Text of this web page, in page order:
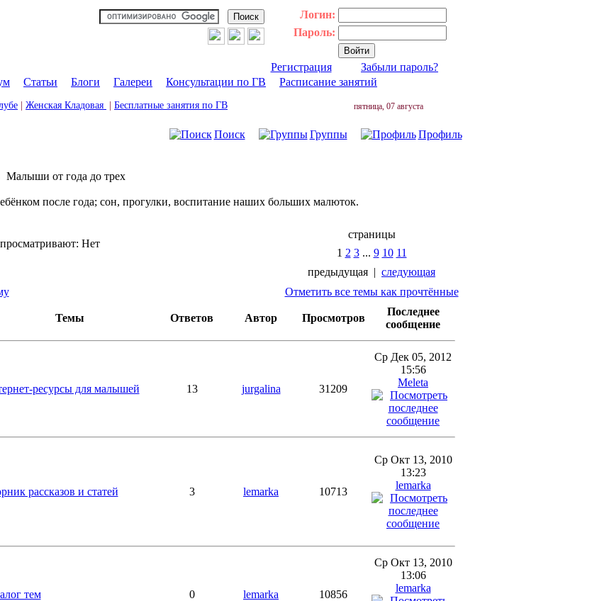
Логин:
Пароль:
Регистрация
Забыли пароль?
Статьи Блоги Галереи Консультации по ГВ Расписание занятий
Женская Кладовая Бесплатные занятия по ГВ пятница, 07 августа
Поиск Группы Профиль
Малыши от года до трех
после года; сон, прогулки, воспитание наших больших малюток.
Нет
страницы
1 2 3... 9 10 11
предыдущая | следующая
Отметить все темы как прочтённые
Темы Ответов Автор Просмотров
Последнее
сообщение
ресурсы для малышей 13 jurgalina 31209
Ср Дек 05, 2012
15:56
Meleta
рассказов и статей 3 lemarka 10713
Ср Окт 13, 2010
13:23
lemarka
тем 0 lemarka 10856
Ср Окт 13, 2010
13:06
lemarka